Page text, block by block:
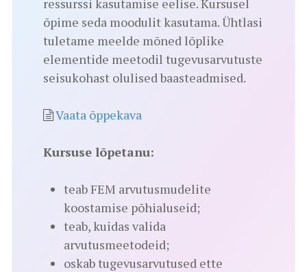
õpime seda moodulit kasutama. Ühtlasi
tuletame meelde mõned lõplike
elementide meetodil tugevusarvutuste
seisukohast olulised baasteadmised.
Vaata õppekava
Kursuse lõpetanu:
teab FEM arvutusmudelite
koostamise põhialuseid;
teab, kuidas valida
arvutusmeetodeid;
oskab tugevusarvutused ette